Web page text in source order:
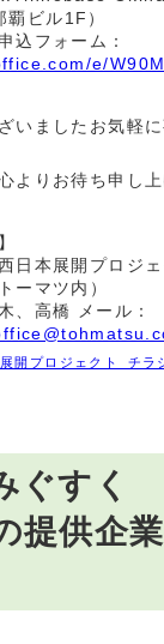
ビル1F）
込フォーム：
e/
いましたお気軽
よりお待ち申し上
日本展開プロジ
ーマツ内）
、高橋 メール：
開プロジェクト_チラ
ぐすく
提供企